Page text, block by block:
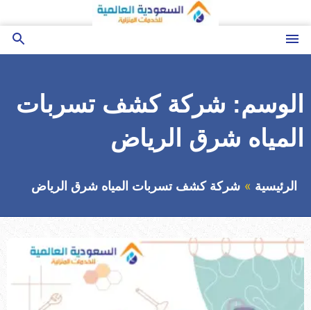
إلى
المحتوى
القائمة
بحث
الوسم: شركة كشف تسربات
المياه شرق الرياض
الرئيسية شركة كشف تسربات المياه شرق الرياض